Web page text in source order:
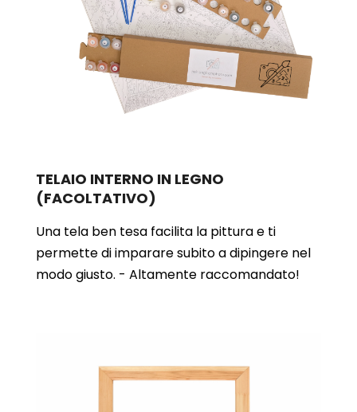
TELAIO INTERNO IN LEGNO
(FACOLTATIVO)
Una tela ben tesa facilita la pittura e ti
permette di imparare subito a dipingere nel
modo giusto. - Altamente raccomandato!